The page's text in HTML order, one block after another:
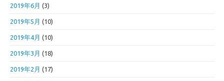
2019年6月 (3)
2019年5月 (10)
2019年4月 (10)
2019年3月 (18)
2019年2月 (17)